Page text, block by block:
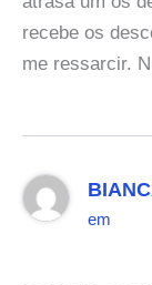
recebe os
me ressarcir.
em